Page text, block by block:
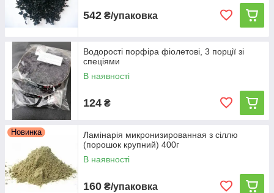
Норі, вакаме
Водорості використовуються для приготування суші,
ролів. Норі, вакаме можуть також використовуватися для
приготування супів, салатів. Можуть використовуватися у
сухому вигляді або після замочування.
542 ₴/упаковка
Водорості порфіра фіолетові, 3 порції зі
спеціями
В наявності
124 ₴
Новинка
Ламінарія микронизированная з сіллю
(порошок крупний) 400г
В наявності
160 ₴/упаковка